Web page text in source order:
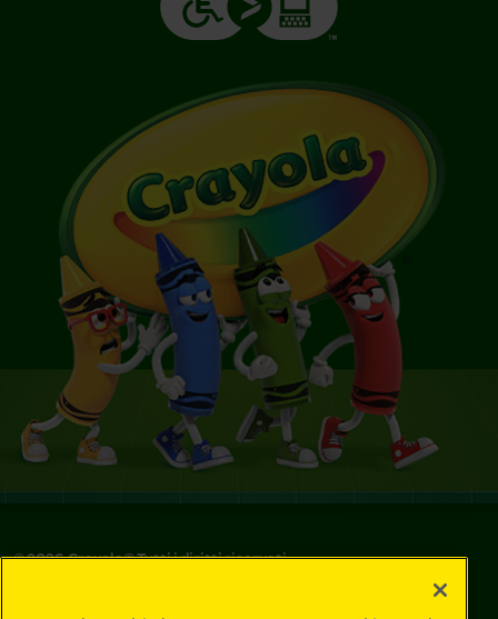
©2026Crayola® Tutti i diritti riservati.